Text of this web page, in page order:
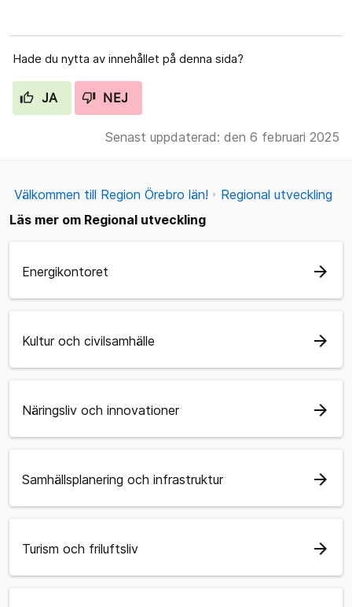
Hade du nytta av innehållet på denna sida?
JA NEJ
Senast uppdaterad: den 6 februari 2025
Välkommen till Region Örebro län!
Regional utveckling
Läs mer om Regional utveckling
Energikontoret arrow_forward
Kultur och civilsamhälle arrow_forward
Näringsliv och innovationer arrow_forward
Samhällsplanering och infrastruktur arrow_forward
Turism och friluftsliv arrow_forward